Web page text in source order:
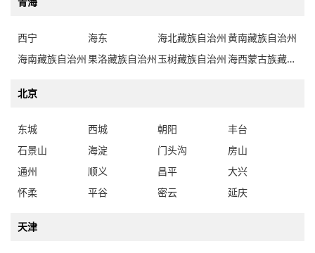
西宁 海东 海北藏族自治州黄南藏族自治州
海南藏族自治州果洛藏族自治州玉树藏族自治州 海西蒙古族藏族自治州
北京
东城 西城 朝阳
丰台
石景山
海淀 门头沟
房山
通州
顺义 昌平
大兴
怀柔
平谷 密云 延庆
天津